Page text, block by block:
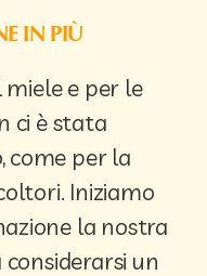
IN PIÙ
miele e per le
ci è stata
come per la
Iniziamo
la nostra
un